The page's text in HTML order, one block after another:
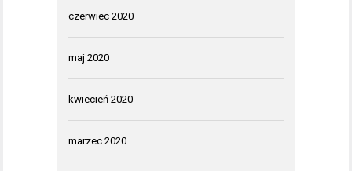
czerwiec 2020
maj 2020
kwiecień 2020
marzec 2020